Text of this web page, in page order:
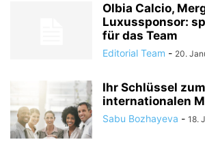
Olbia Calcio,
Luxussponsor:
für das Team
Editorial Team - 20.
Ihr Schlüssel zum
internationalen
Sabu Bozhayeva - 18.